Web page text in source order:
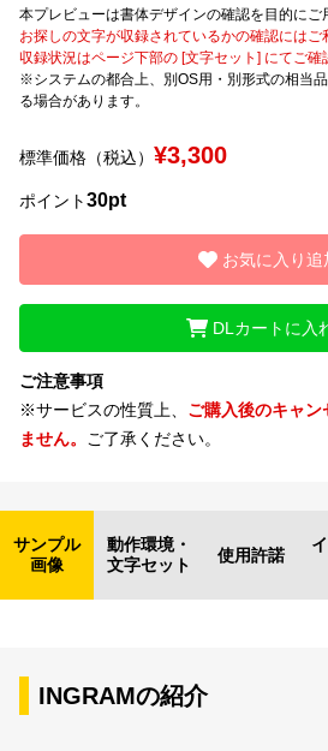
文字種類
価格帯
本プレビューは書体デザインの確認を目的にご
お探しの文字が収録されているかの確認には
収録状況はページ下部の [文字セット] にてご確
※システムの都合上、別OS用・別形式の相当
る場合があります。
標準価格（税込） ¥3,300
ポイント30pt
お気に入り追
DLカートに入
ご注意事項
※サービスの性質上、 ご購入後のキャン
ません。 ご了承ください。
サンプル
画像
動作環境・
文字セット
使用許諾
INGRAMの紹介